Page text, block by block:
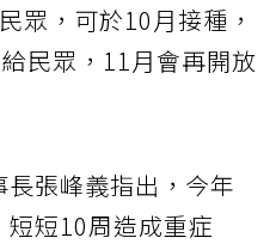
眾，可於10月接種，
民眾，11月會再開放
張峰義指出，今年
短10周造成重症